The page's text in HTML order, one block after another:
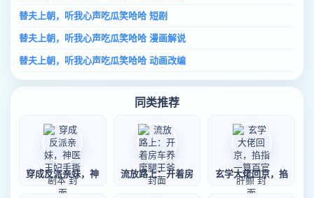
替夫上朝，听我心声吃瓜笑哈哈 短剧
替夫上朝，听我心声吃瓜笑哈哈 漫画解说
替夫上朝，听我心声吃瓜笑哈哈 动画改编
同类推荐
穿成反派亲妹，神 流放路上：开着房 玄学大佬回京，掐